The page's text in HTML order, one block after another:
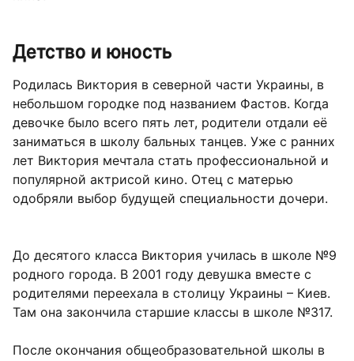
Детство и юность
Родилась Виктория в северной части Украины, в
небольшом городке под названием Фастов. Когда
девочке было всего пять лет, родители отдали её
заниматься в школу бальных танцев. Уже с ранних
лет Виктория мечтала стать профессиональной и
популярной актрисой кино. Отец с матерью
одобряли выбор будущей специальности дочери.
До десятого класса Виктория училась в школе №9
родного города. В 2001 году девушка вместе с
родителями переехала в столицу Украины – Киев.
Там она закончила старшие классы в школе №317.
После окончания общеобразовательной школы в